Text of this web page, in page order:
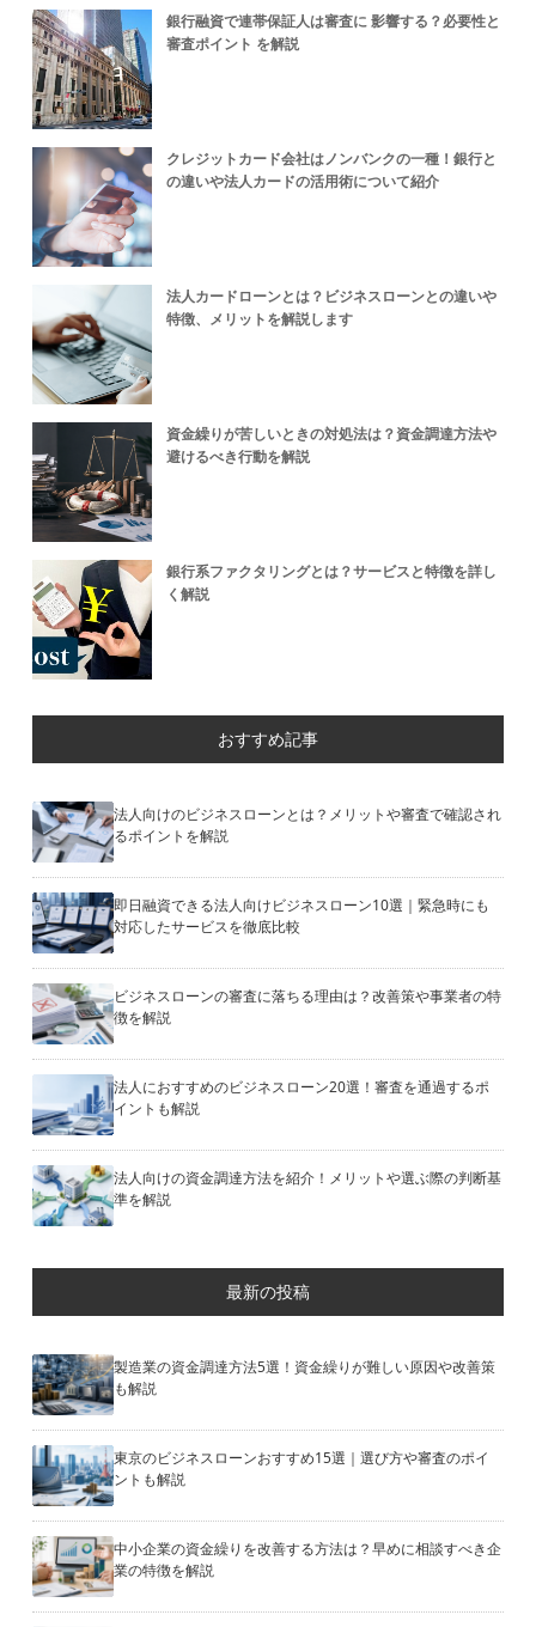
銀行融資で連帯保証人は審査に 影響する？必要性と
審査ポイント を解説
クレジットカード会社はノンバンクの一種！銀行と
の違いや法人カードの活用術について紹介
法人カードローンとは？ビジネスローンとの違いや
特徴、メリットを解説します
資金繰りが苦しいときの対処法は？資金調達方法や
避けるべき行動を解説
銀行系ファクタリングとは？サービスと特徴を詳し
く解説
おすすめ記事
法人向けのビジネスローンとは？メリットや審査で確認され
るポイントを解説
即日融資できる法人向けビジネスローン10選｜緊急時にも
対応したサービスを徹底比較
ビジネスローンの審査に落ちる理由は？改善策や事業者の特
徴を解説
法人におすすめのビジネスローン20選！審査を通過するポ
イントも解説
法人向けの資金調達方法を紹介！メリットや選ぶ際の判断基
準を解説
最新の投稿
製造業の資金調達方法5選！資金繰りが難しい原因や改善策
も解説
東京のビジネスローンおすすめ15選｜選び方や審査のポイ
ントも解説
中小企業の資金繰りを改善する方法は？早めに相談すべき企
業の特徴を解説